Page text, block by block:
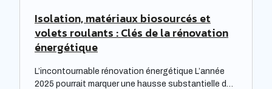
Isolation, matériaux biosourcés et
volets roulants : Clés de la rénovation
énergétique
L’incontournable rénovation énergétique L’année
2025 pourrait marquer une hausse substantielle des